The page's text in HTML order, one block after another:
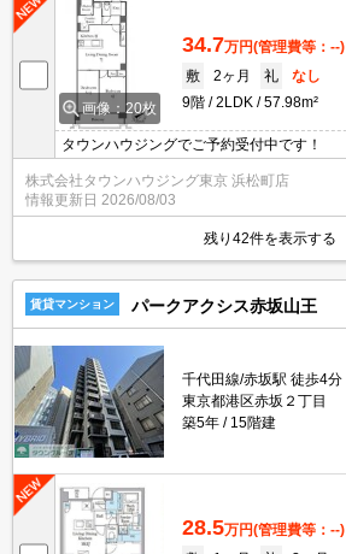
画像：20枚
34.7万円(管理費等：--)
敷
2ヶ月 礼
なし
9階
2LDK 57.98m²
タウンハウジングでご予約受付中です！
株式会社タウンハウジング東京 浜松町店
情報更新日 2026/08/03
残り42件を表示する
賃貸マンション パークアクシス赤坂山王
千代田線/赤坂駅 徒歩4分
東京都港区赤坂２丁目
築5年
15階建
28.5万円(管理費等：--)